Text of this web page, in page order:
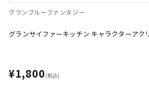
グランブルーファンタジー
グランサイファーキッチン キャラクターアク
¥1,800 (税込)